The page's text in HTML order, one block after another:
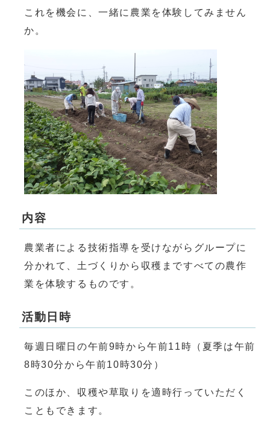
これを機会に、一緒に農業を体験してみません
か。
内容
農業者による技術指導を受けながらグループに
分かれて、土づくりから収穫まですべての農作
業を体験するものです。
活動日時
毎週日曜日の午前9時から午前11時（夏季は午前
8時30分から午前10時30分）
このほか、収穫や草取りを適時行っていただく
こともできます。